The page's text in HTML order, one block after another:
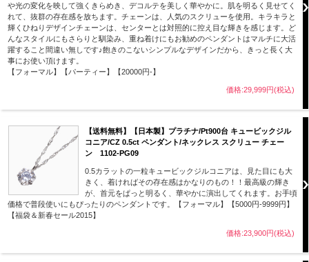
や光の変化を映して強くきらめき、デコルテを美しく華やかに。肌を明るく見せてく
れて、抜群の存在感を放ちます。チェーンは、人気のスクリューを使用。キラキラと
輝くひねりデザインチェーンは、センターとは対照的に控え目な輝きを感じます。ど
んなスタイルにもさらりと馴染み、重ね着けにもお勧めのペンダントはマルチに大活
躍すること間違い無しです♪飽きのこないシンプルなデザインだから、きっと長く大
事にお使い頂けます。
【フォーマル】【パーティー】【20000円-】
価格:29,999円(税込)
【送料無料】【日本製】プラチナ/Pt900台 キュービックジル
コニア/CZ 0.5ct ペンダント/ネックレス スクリュー チェー
ン 1102-PG09
0.5カラットの一粒キュービックジルコニアは、見た目にも大
きく、着ければその存在感はかなりのもの！！最高級の輝き
が、首元をぱっと明るく、華やかに演出してくれます。お手頃
価格で普段使いにもぴったりのペンダントです。【フォーマル】【5000円-9999円】
【福袋＆新春セール2015】
価格:23,900円(税込)